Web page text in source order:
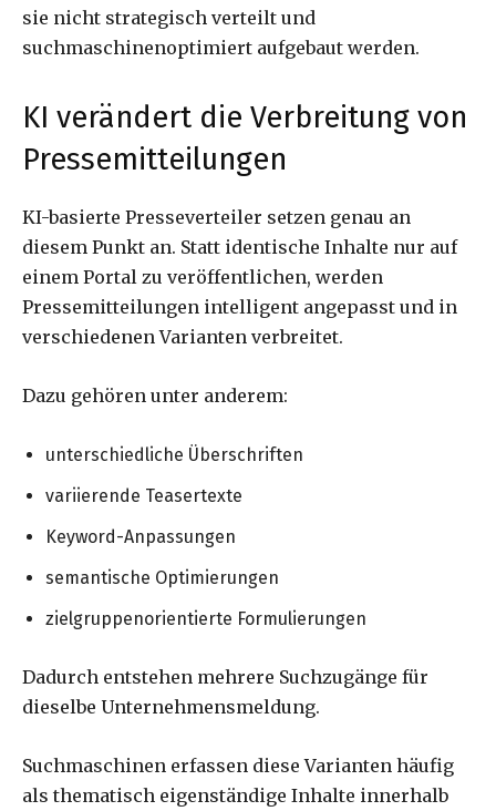
sie nicht strategisch verteilt und
suchmaschinenoptimiert aufgebaut werden.
KI verändert die Verbreitung von
Pressemitteilungen
KI-basierte Presseverteiler setzen genau an
diesem Punkt an. Statt identische Inhalte nur auf
einem Portal zu veröffentlichen, werden
Pressemitteilungen intelligent angepasst und in
verschiedenen Varianten verbreitet.
Dazu gehören unter anderem:
unterschiedliche Überschriften
variierende Teasertexte
Keyword-Anpassungen
semantische Optimierungen
zielgruppenorientierte Formulierungen
Dadurch entstehen mehrere Suchzugänge für
dieselbe Unternehmensmeldung.
Suchmaschinen erfassen diese Varianten häufig
als thematisch eigenständige Inhalte innerhalb